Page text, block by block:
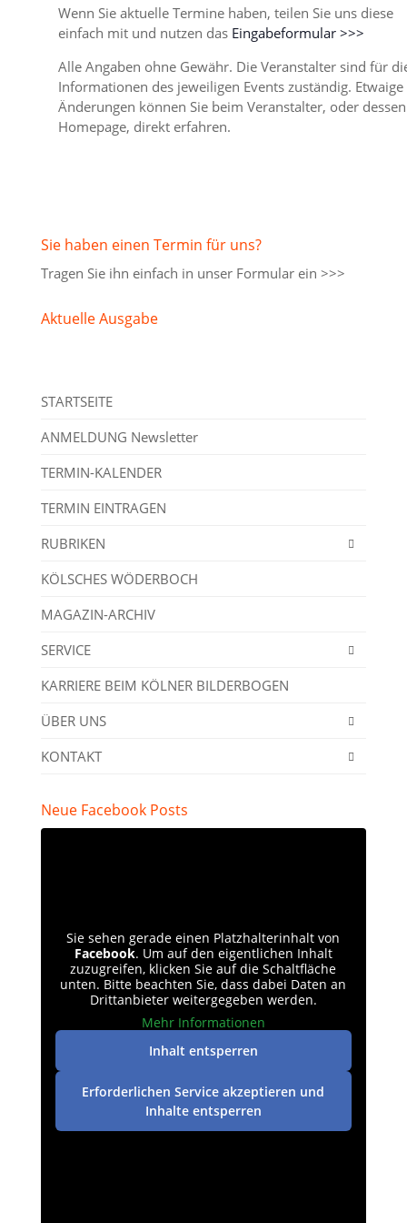
Wenn Sie aktuelle Termine haben, teilen Sie uns diese
einfach mit und nutzen das Eingabeformular >>>
Alle Angaben ohne Gewähr. Die Veranstalter sind für
Informationen des jeweiligen Events zuständig. Etwaige
Änderungen können Sie beim Veranstalter, oder dessen
Homepage, direkt erfahren.
Sie haben einen Termin für uns?
Tragen Sie ihn einfach in unser Formular ein >>>
Aktuelle Ausgabe
STARTSEITE
ANMELDUNG Newsletter
TERMIN-KALENDER
TERMIN EINTRAGEN
RUBRIKEN
KÖLSCHES WÖDERBOCH
MAGAZIN-ARCHIV
SERVICE
KARRIERE BEIM KÖLNER BILDERBOGEN
ÜBER UNS
KONTAKT
Neue Facebook Posts
Sie sehen gerade einen Platzhalterinhalt von
Facebook. Um auf den eigentlichen Inhalt
zuzugreifen, klicken Sie auf die Schaltfläche
unten. Bitte beachten Sie, dass dabei Daten an
Drittanbieter weitergegeben werden.
Mehr Informationen
Inhalt entsperren
Erforderlichen Service akzeptieren und
Inhalte entsperren